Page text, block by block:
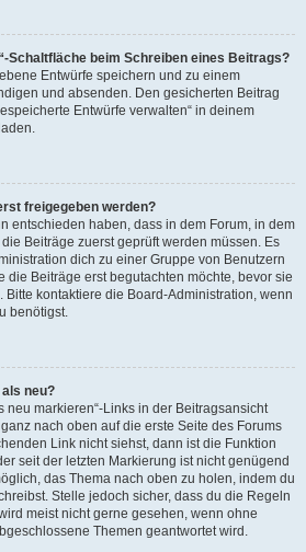
Schaltfläche beim Schreiben eines Beitrags?
Entwürfe speichern und zu einem
und absenden. Den gesicherten Beitrag
Entwürfe verwalten“ in deinem
freigegeben werden?
entschieden haben, dass in dem Forum, in dem
Beiträge zuerst geprüft werden müssen. Es
dich zu einer Gruppe von Benutzern
die Beiträge erst begutachten möchte, bevor sie
Bitte kontaktiere die Board-Administration, wenn
benötigst.
neu?
neu markieren“-Links in der Beitragsansicht
nach oben auf die erste Seite des Forums
Link nicht siehst, dann ist die Funktion
seit der letzten Markierung ist nicht genügend
das Thema nach oben zu holen, indem du
Stelle jedoch sicher, dass du die Regeln
meist nicht gerne gesehen, wenn ohne
Themen geantwortet wird.